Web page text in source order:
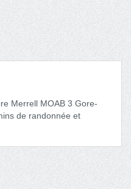
Merrell MOAB 3 Gore-
de randonnée et